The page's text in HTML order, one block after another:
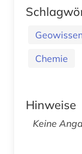
Chemie
Hinweise
Keine